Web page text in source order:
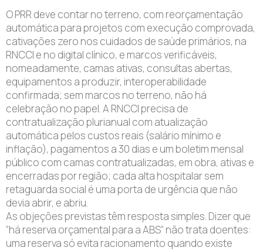
O PRR deve contar no terreno, com reorçamentação
automática para projetos com execução comprovada,
cativações zero nos cuidados de saúde primários, na
RNCCI e no digital clínico, e marcos verificáveis,
nomeadamente, camas ativas, consultas abertas,
equipamentos a produzir, interoperabilidade
confirmada; sem marcos no terreno, não há
celebração no papel. A RNCCI precisa de
contratualização plurianual com atualização
automática pelos custos reais (salário mínimo e
inflação), pagamentos a 30 dias e um boletim mensal
público com camas contratualizadas, em obra, ativas e
encerradas por região; cada alta hospitalar sem
retaguarda social é uma porta de urgência que não
devia abrir, e abriu.
As objeções previstas têm resposta simples. Dizer que
“há reserva orçamental para a ABS” não trata doentes:
uma reserva só evita racionamento quando existe